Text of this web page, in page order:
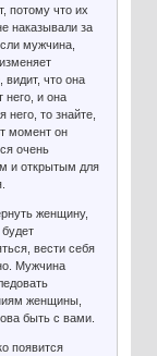
потому что их
наказывали за
мужчина,
что она
него, и она
него, то знайте,
момент он
очень
и открытым для
женщину,
вести себя
Мужчина
женщины,
быть с вами.
появится